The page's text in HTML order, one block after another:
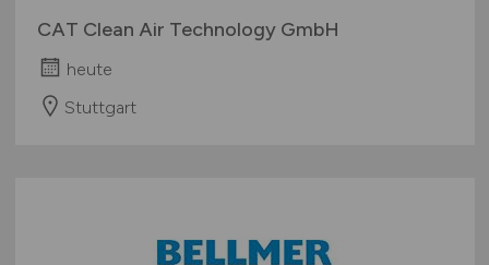
CAT Clean Air Technology GmbH
heute
Stuttgart